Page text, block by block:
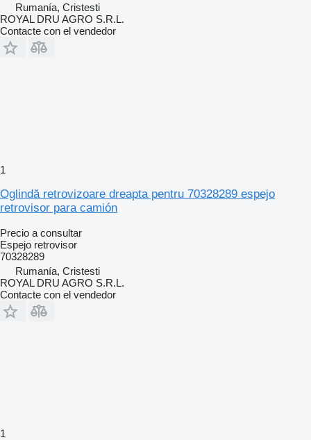
Rumanía, Cristesti
ROYAL DRU AGRO S.R.L.
Contacte con el vendedor
1
Oglindă retrovizoare dreapta pentru 70328289 espejo
retrovisor para camión
Precio a consultar
Espejo retrovisor
70328289
Rumanía, Cristesti
ROYAL DRU AGRO S.R.L.
Contacte con el vendedor
1